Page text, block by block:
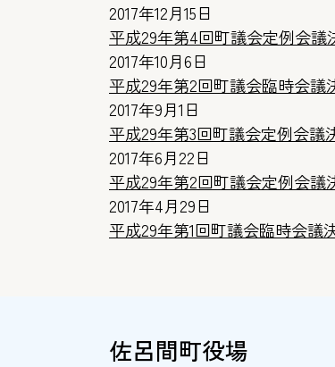
2017年12月15日
平成29年第4回町議会定例会議
2017年10月6日
平成29年第2回町議会臨時会議
2017年9月1日
平成29年第3回町議会定例会議
2017年6月22日
平成29年第2回町議会定例会議
2017年4月29日
平成29年第1回町議会臨時会議
佐呂間町役場